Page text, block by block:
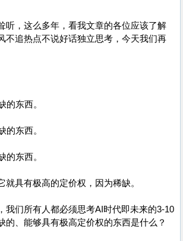
听，这么多年，看我文章的各位应该了解
不追热点不说好话独立思考，今天我们再
的东西。
的东西。
的东西。
就具有极高的定价权，因为稀缺。
我们所有人都必须思考AI时代即未来的3-10
的、能够具有极高定价权的东西是什么？